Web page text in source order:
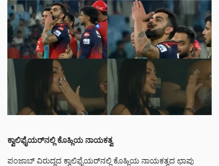
ಕ್ವಾಲಿಫೈಯರ್ನಲ್ಲಿ ಕೊಹ್ಲಿಯ ನಾಯಕತ್ವ
ಪಂಜಾಬ್ ವಿರುದ್ಧದ ಕ್ವಾಲಿಫೈಯರ್‌ನಲ್ಲಿ ಕೊಹ್ಲಿಯ ನಾಯಕತ್ವದ ಛಾಪು